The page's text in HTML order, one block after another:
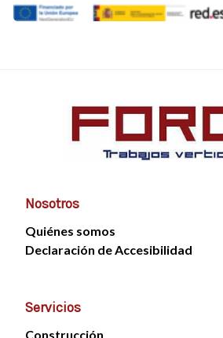
Nosotros
Quiénes somos
Declaración de Accesibilidad
Servicios
Construcción